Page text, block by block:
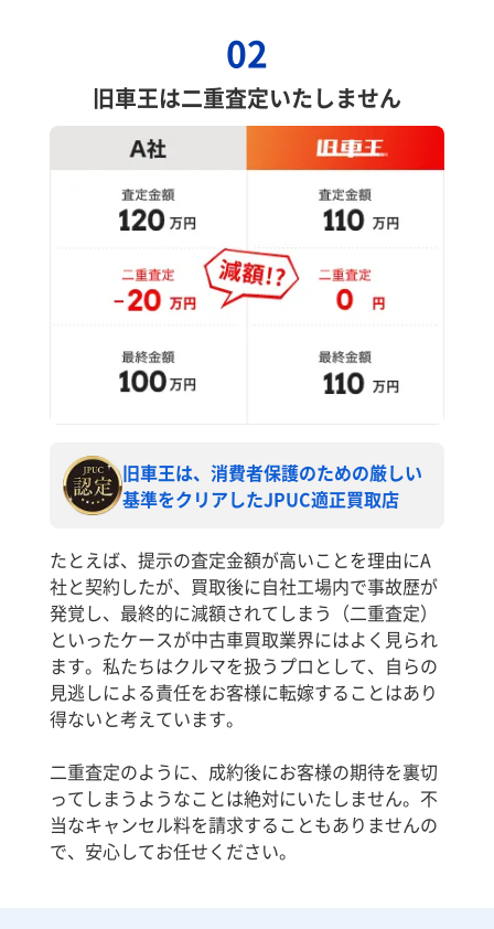
02
旧車王は二重査定いたしません
旧車王は、消費者保護のための厳しい
基準をクリアしたJPUC適正買取店
たとえば、提示の査定金額が高いことを理由にA
社と契約したが、買取後に自社工場内で事故歴が
発覚し、最終的に減額されてしまう（二重査定）
といったケースが中古車買取業界にはよく見られ
ます。私たちはクルマを扱うプロとして、自らの
見逃しによる責任をお客様に転嫁することはあり
得ないと考えています。
二重査定のように、成約後にお客様の期待を裏切
ってしまうようなことは絶対にいたしません。不
当なキャンセル料を請求することもありませんの
で、安心してお任せください。